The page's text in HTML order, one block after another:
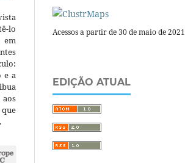
lo
em
e a
Acessos a partir de 30 de maio de 2021
EDIÇÃO ATUAL